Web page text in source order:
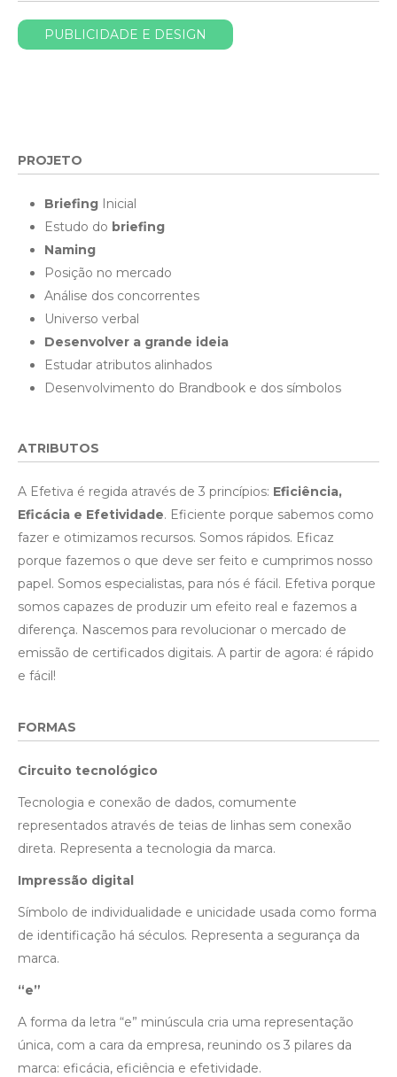
PUBLICIDADE E DESIGN
PROJETO
Briefing Inicial
Estudo do briefing
Naming
Posição no mercado
Análise dos concorrentes
Universo verbal
Desenvolver a grande ideia
Estudar atributos alinhados
Desenvolvimento do Brandbook e dos símbolos
ATRIBUTOS
A Efetiva é regida através de 3 princípios: Eficiência,
Eficácia e Efetividade. Eficiente porque sabemos como
fazer e otimizamos recursos. Somos rápidos. Eficaz
porque fazemos o que deve ser feito e cumprimos nosso
papel. Somos especialistas, para nós é fácil. Efetiva porque
somos capazes de produzir um efeito real e fazemos a
diferença. Nascemos para revolucionar o mercado de
emissão de certificados digitais. A partir de agora: é rápido
e fácil!
FORMAS
Circuito tecnológico
Tecnologia e conexão de dados, comumente
representados através de teias de linhas sem conexão
direta. Representa a tecnologia da marca.
Impressão digital
Símbolo de individualidade e unicidade usada como forma
de identificação há séculos. Representa a segurança da
marca.
“e”
A forma da letra “e” minúscula cria uma representação
única, com a cara da empresa, reunindo os 3 pilares da
marca: eficácia, eficiência e efetividade.